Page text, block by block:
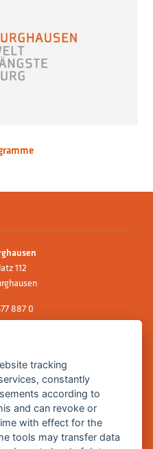
112
887 0
Stadt Burghausen:
tracking
constantly
according to
and can revoke or
with effect for the
tools may transfer data